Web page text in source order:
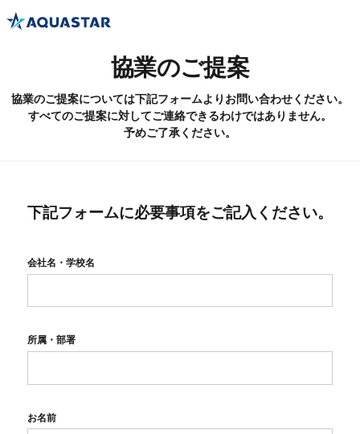
協業のご提案
協業のご提案については下記フォームよりお問い合わせください。
すべてのご提案に対してご連絡できるわけではありません。
予めご了承ください。
下記フォームに必要事項をご記入ください。
会社名・学校名
所属・部署
お名前